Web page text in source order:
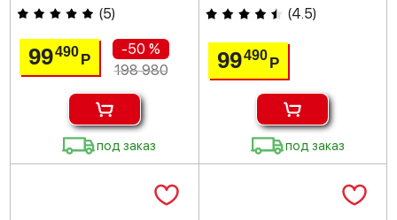
(5)
99490Р
-50 %
198 980
под заказ
(4.5)
99490 Р
под заказ